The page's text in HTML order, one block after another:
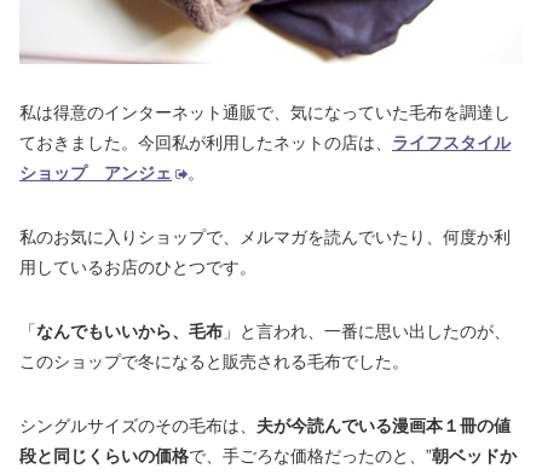
私は得意のインターネット通販で、気になっていた毛布を調達し
ておきました。今回私が利用したネットの店は、 ライフスタイル
ショップ アンジェ
。
私のお気に入りショップで、メルマガを読んでいたり、何度か利
用しているお店のひとつです。
「なんでもいいから、毛布 」と言われ、一番に思い出したのが、
このショップで冬になると販売される毛布でした。
シングルサイズのその毛布は、 夫が今読んでいる漫画本１冊の値
段と同じくらいの価格で、手ごろな価格だったのと、”朝ベッドか